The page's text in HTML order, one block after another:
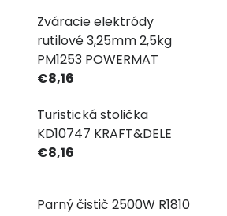
Zváracie elektródy
rutilové 3,25mm 2,5kg
PM1253 POWERMAT
€8,16
Turistická stolička
KD10747 KRAFT&DELE
€8,16
Parný čistič 2500W R1810